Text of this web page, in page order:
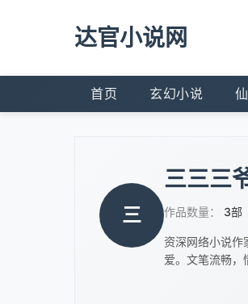
达官小说网
首页 玄幻小说
三
三三三
作品数量： 3部
资深网络小说作
爱。文笔流畅，